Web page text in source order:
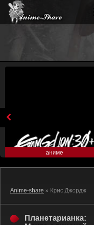
аниме
Anime-share » Крис Джордж
Планетарианка: